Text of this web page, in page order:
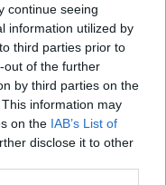
continue seeing
information utilized by
third parties prior to
out of the further
by third parties on the
information may
on the IAB’s List of
disclose it to other
επαγγελματίες
και